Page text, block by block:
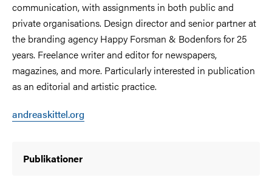
communication, with assignments in both public and
private organisations. Design director and senior partner at
the branding agency Happy Forsman & Bodenfors for 25
years. Freelance writer and editor for newspapers,
magazines, and more. Particularly interested in publication
as an editorial and artistic practice.
andreaskittel.org
Publikationer